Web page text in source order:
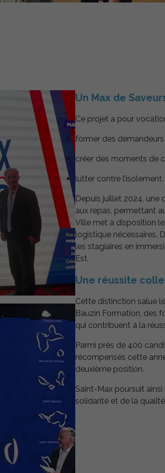
Un Max de
Ce projet a pour
former des demandeurs
créer des moments de
lutter contre l’isolement.
Depuis juillet 2024, une
aux repas, permettant
Ville met à disposition
logistique nécessaires.
les stagiaires en
Est.
Une réussite
Cette distinction salue
Bauzin Formation, des
qui contribuent à la
Parmi près de 400
récompensés cette
deuxième position.
Saint-Max poursuit
solidarité et de la